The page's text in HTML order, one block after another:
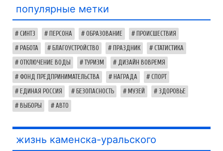
популярные метки
СИНТЗ ПЕРСОНА ОБРАЗОВАНИЕ ПРОИСШЕСТВИЯ
РАБОТА БЛАГОУСТРОЙСТВО ПРАЗДНИК СТАТИСТИКА
ОТКЛЮЧЕНИЕ ВОДЫ ТУРИЗМ ДИЗАЙН ВОВРЕМЯ
ФОНД ПРЕДПРИНИМАТЕЛЬСТВА НАГРАДА СПОРТ
ЕДИНАЯ РОССИЯ БЕЗОПАСНОСТЬ МУЗЕЙ ЗДОРОВЬЕ
ВЫБОРЫ АВТО
жизнь каменска-уральского